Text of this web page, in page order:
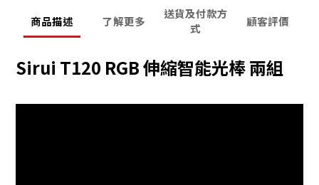
商品描述 了解更多
送貨及付款方
式
顧客評價
Sirui T120 RGB 伸縮智能光棒 兩組